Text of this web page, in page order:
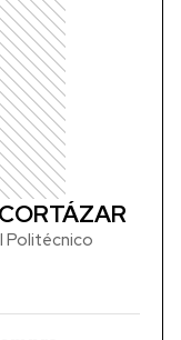
Politécnico